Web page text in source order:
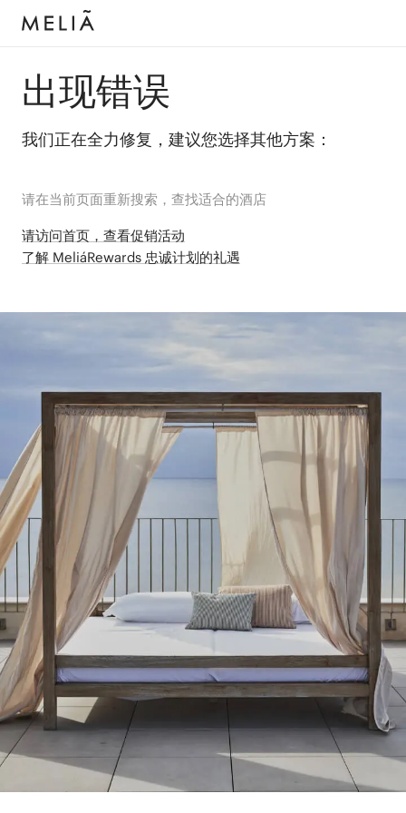
出现错误
我们正在全力修复，建议您选择其他方案：
请在当前页面重新搜索，查找适合的酒店
请访问首页，查看促销活动
了解 MeliáRewards 忠诚计划的礼遇